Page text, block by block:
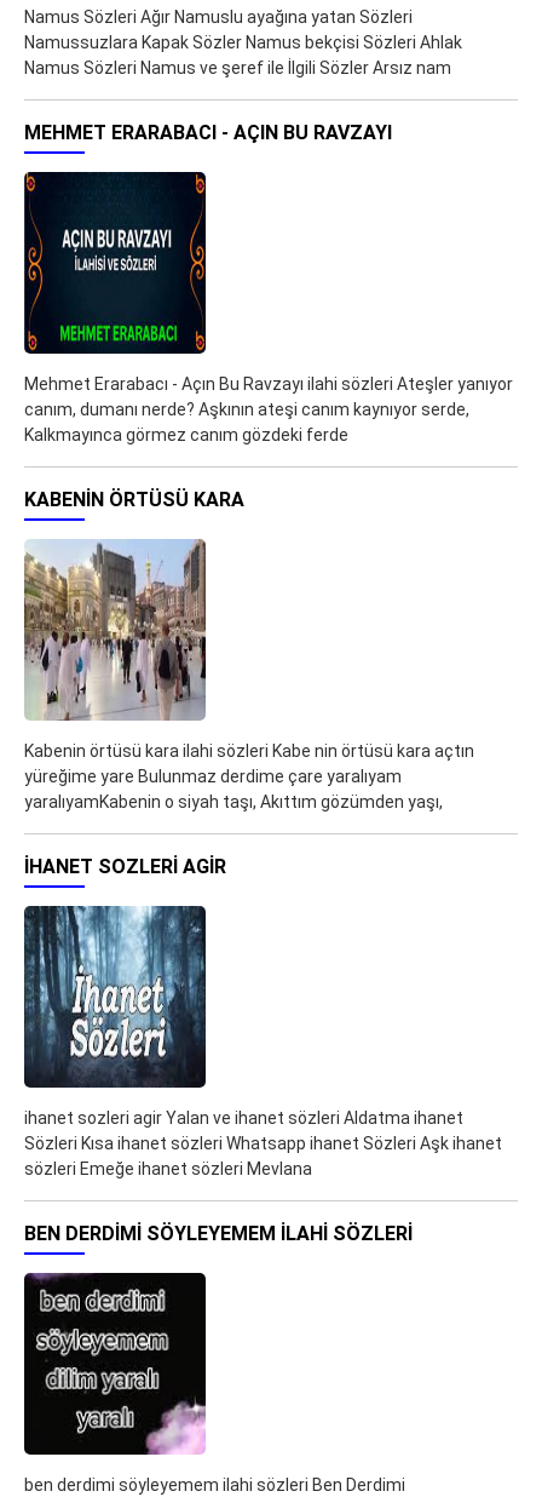
Namus Sözleri Ağır Namuslu ayağına yatan Sözleri
Namussuzlara Kapak Sözler Namus bekçisi Sözleri Ahlak
Namus Sözleri Namus ve şeref ile İlgili Sözler Arsız nam
MEHMET ERARABACI - AÇIN BU RAVZAYI
Mehmet Erarabacı - Açın Bu Ravzayı ilahi sözleri Ateşler yanıyor
canım, dumanı nerde? Aşkının ateşi canım kaynıyor serde,
Kalkmayınca görmez canım gözdeki ferde
KABENIN ÖRTÜSÜ KARA
Kabenin örtüsü kara ilahi sözleri Kabe nin örtüsü kara açtın
yüreğime yare Bulunmaz derdime çare yaralıyam
yaralıyamKabenin o siyah taşı, Akıttım gözümden yaşı,
IHANET SOZLERI AGIR
ihanet sozleri agir Yalan ve ihanet sözleri Aldatma ihanet
Sözleri Kısa ihanet sözleri Whatsapp ihanet Sözleri Aşk ihanet
sözleri Emeğe ihanet sözleri Mevlana
BEN DERDIMI SÖYLEYEMEM ILAHI SÖZLERI
ben derdimi söyleyemem ilahi sözleri Ben Derdimi